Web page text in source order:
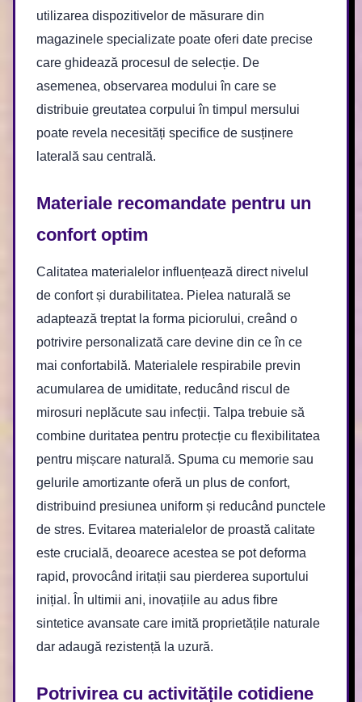
utilizarea dispozitivelor de măsurare din
magazinele specializate poate oferi date precise
care ghidează procesul de selecție. De
asemenea, observarea modului în care se
distribuie greutatea corpului în timpul mersului
poate revela necesități specifice de susținere
laterală sau centrală.
Materiale recomandate pentru un
confort optim
Calitatea materialelor influențează direct nivelul
de confort și durabilitatea. Pielea naturală se
adaptează treptat la forma piciorului, creând o
potrivire personalizată care devine din ce în ce
mai confortabilă. Materialele respirabile previn
acumularea de umiditate, reducând riscul de
mirosuri neplăcute sau infecții. Talpa trebuie să
combine duritatea pentru protecție cu flexibilitatea
pentru mișcare naturală. Spuma cu memorie sau
gelurile amortizante oferă un plus de confort,
distribuind presiunea uniform și reducând punctele
de stres. Evitarea materialelor de proastă calitate
este crucială, deoarece acestea se pot deforma
rapid, provocând iritații sau pierderea suportului
inițial. În ultimii ani, inovațiile au adus fibre
sintetice avansate care imită proprietățile naturale
dar adaugă rezistență la uzură.
Potrivirea cu activitățile cotidiene